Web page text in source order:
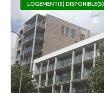
LOGEMENT(S) DISPONIBLE(S)